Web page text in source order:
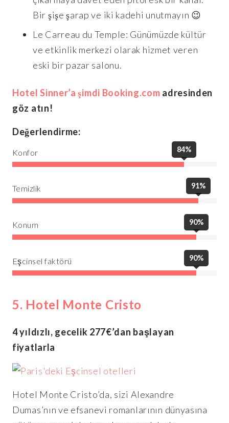
Bir şişe şarap ve iki kadehi unutmayın 😉
Le Carreau du Temple: Günümüzde kültür
ve etkinlik merkezi olarak hizmet veren
eski bir pazar salonu.
Hotel Sinner’a şimdi Booking.com adresinden
göz atın!
Değerlendirme:
Konfor 84%
Temizlik 91%
Konum 90%
Eşcinsel faktörü 90%
5. Hotel Monte Cristo
4 yıldızlı, gecelik 277€’dan başlayan
fiyatlarla
Hotel Monte Cristo’da, sizi Alexandre
Dumas’nın ve efsanevi romanlarının dünyasına